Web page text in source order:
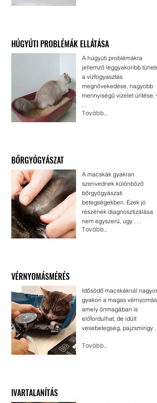
HÚGYÚTI PROBLÉMÁK ELLÁTÁSA
A húgyúti problémákra
jellemző leggyakoribb
a vízfogyasztás
megnövekedése, nagyobb
mennyiségű vizelet ürítése, v
. .
Tovább...
BŐRGYÓGYÁSZAT
A macskák gyakran
szenvednek különböző
bőrgyógyászati
betegségekben. Ezek jó
részének diagnosztizálása
nem egyszerű, ugy . . .
Tovább...
VÉRNYOMÁSMÉRÉS
Idősödő macskáknál nagyon
gyakori a magas vérnyomás,
amely önmagában is
előfordulhat, de idült
vesebetegség, pajzsmirigy . .
Tovább...
IVARTALANÍTÁS